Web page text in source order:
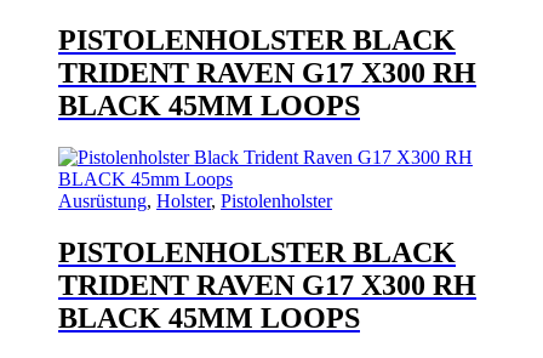
weist
mehrere
Varianten
auf.
Die
können
auf
der
gewählt
werden
PISTOLENHOLSTER BLACK
TRIDENT RAVEN G17 X300 RH
BLACK 45MM LOOPS
Ausrüstung, Holster, Pistolenholster
PISTOLENHOLSTER BLACK
TRIDENT RAVEN G17 X300 RH
BLACK 45MM LOOPS